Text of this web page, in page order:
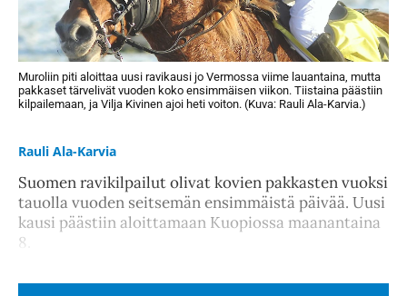
Muroliin piti aloittaa uusi ravikausi jo Vermossa viime lauantaina, mutta
pakkaset tärvelivät vuoden koko ensimmäisen viikon. Tiistaina päästiin
kilpailemaan, ja Vilja Kivinen ajoi heti voiton. (Kuva: Rauli Ala-Karvia.)
Rauli Ala-Karvia
Suomen ravikilpailut olivat kovien pakkasten vuoksi
tauolla vuoden seitsemän ensimmäistä päivää. Uusi
kausi päästiin aloittamaan Kuopiossa maanantaina
8.